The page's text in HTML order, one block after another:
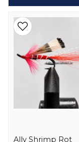
Ally Shrimp Rot